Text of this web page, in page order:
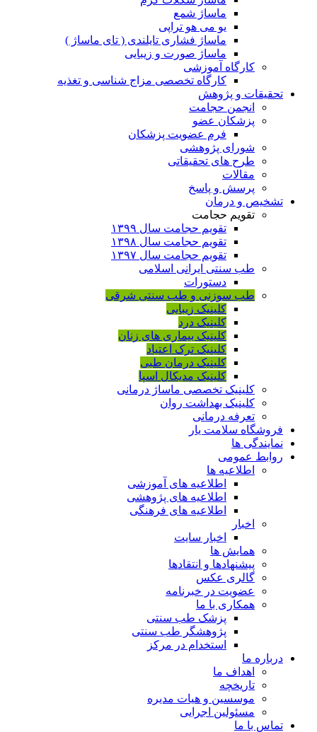
ماساژ شمع
یو می هو تراپی
ماساژ فشاری تایلندی ( تای ماساژ )
ماساژ صورت و زیبایی
کارگاه آموزشی
کارگاه تخصصی مزاج شناسی و تغذیه
تحقیقات و پژوهش
انجمن حجامت
پزشکان عضو
فرم عضویت پزشکان
شورای پژوهشی
طرح های تحقیقاتی
مقالات
پرسش و پاسخ
تشخیص و درمان
تقویم حجامت
تقویم حجامت سال ۱۳۹۹
تقویم حجامت سال ۱۳۹۸
تقویم حجامت سال ۱۳۹۷
طب سنتی ایرانی اسلامی
دستورات
طب سوزنی و طب سنتی شرقی
کلینیک زیبایی
کلینیک درد
کلینیک بیماری های زنان
کلینیک ترک اعتیاد
کلینیک درمان طبی
کلینیک مدیکال اسپا
کلینیک تخصصی ماساژ درمانی
کلینیک بهداشت روان
تعرفه درمانی
فروشگاه سلامت یار
نمایندگی ها
روابط عمومی
اطلاعیه ها
اطلاعیه های آموزشی
اطلاعیه های پژوهشی
اطلاعیه های فرهنگی
اخبار
اخبار سایت
همایش ها
پیشنهادها و انتقادها
گالری عکس
عضویت در خبرنامه
همکاری با ما
پزشک طب سنتی
پژوهشگر طب سنتی
استخدام در مرکز
درباره ما
اهداف ما
تاریخچه
موسسین و هیات مدیره
مسئولین اجرایی
تماس با ما